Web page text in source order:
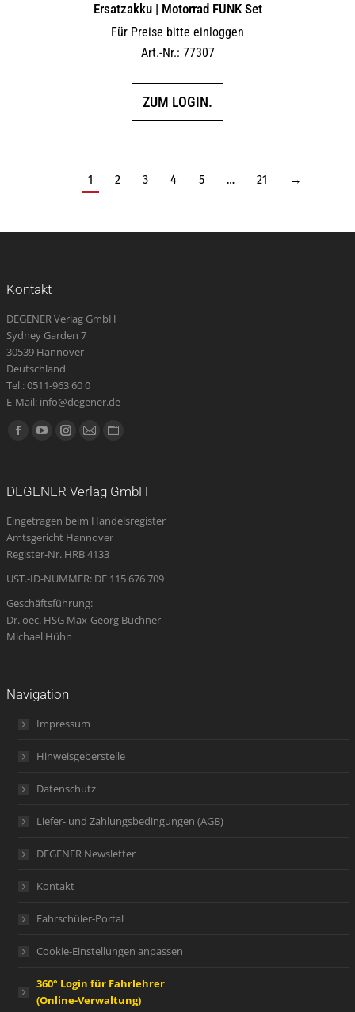
Ersatzakku | Motorrad FUNK Set
Für Preise bitte einloggen
Art.-Nr.: 77307
ZUM LOGIN.
1 2 3 4 5 … 21 →
Kontakt
DEGENER Verlag GmbH
Sydney Garden 7
30539 Hannover
Deutschland
Tel.: 0511-963 60 0
E-Mail: info@degener.de
Finden Sie uns auf:
Facebook
new
window
YouTube
new
window
Instagram
new
window
E-
opens
in
new
Website
new
DEGENER Verlag GmbH
Eingetragen beim Handelsregister
Amtsgericht Hannover
Register-Nr. HRB 4133
UST.-ID-NUMMER: DE 115 676 709
Geschäftsführung:
Dr. oec. HSG Max-Georg Büchner
Michael Hühn
Navigation
Impressum
Hinweisgeberstelle
Datenschutz
Liefer- und Zahlungsbedingungen (AGB)
DEGENER Newsletter
Kontakt
Fahrschüler-Portal
Cookie-Einstellungen anpassen
360° Login für Fahrlehrer
(Online-Verwaltung)